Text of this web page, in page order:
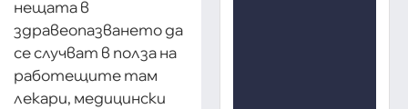
нещата в
здравеопазването да
се случват в полза на
работещите там
лекари, медицински